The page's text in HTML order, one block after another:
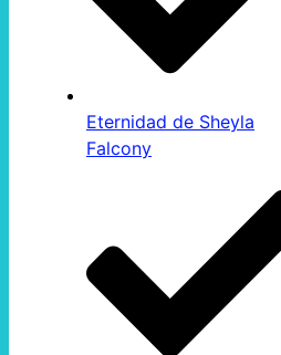
Eternidad de Sheyla
Falcony